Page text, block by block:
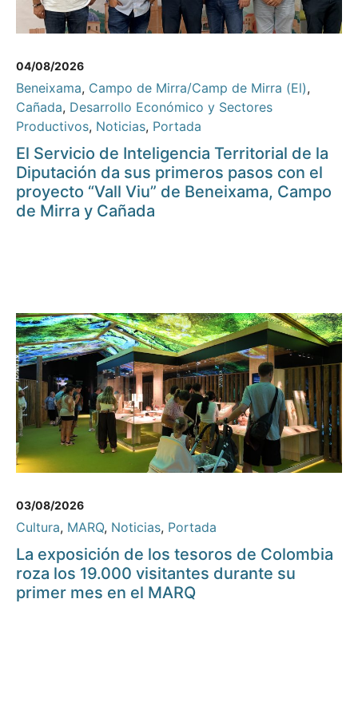
04/08/2026
Beneixama, Campo de Mirra/Camp de Mirra (El),
Cañada, Desarrollo Económico y Sectores
Productivos, Noticias, Portada
El Servicio de Inteligencia Territorial de la
Diputación da sus primeros pasos con el
proyecto “Vall Viu” de Beneixama, Campo
de Mirra y Cañada
03/08/2026
Cultura, MARQ, Noticias, Portada
La exposición de los tesoros de Colombia
roza los 19.000 visitantes durante su
primer mes en el MARQ